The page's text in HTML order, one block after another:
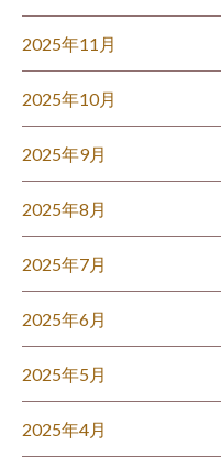
2025年11月
2025年10月
2025年9月
2025年8月
2025年7月
2025年6月
2025年5月
2025年4月